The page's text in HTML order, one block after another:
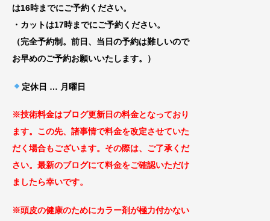
は16時までにご予約ください。
・カットは17時までにご予約ください。
（完全予約制。前日、当日の予約は難しいので
お早めのご予約お願いいたします。）
定休日 … 月曜日
※技術料金はブログ更新日の料金となっており
ます。この先、諸事情で料金を改定させていた
だく場合もございます。その際は、ご了承くだ
さい。最新のブログにて料金をご確認いただけ
ましたら幸いです。
※頭皮の健康のためにカラー剤が極力付かない